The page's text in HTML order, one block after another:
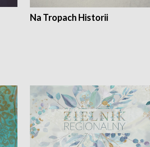
Na Tropach Historii